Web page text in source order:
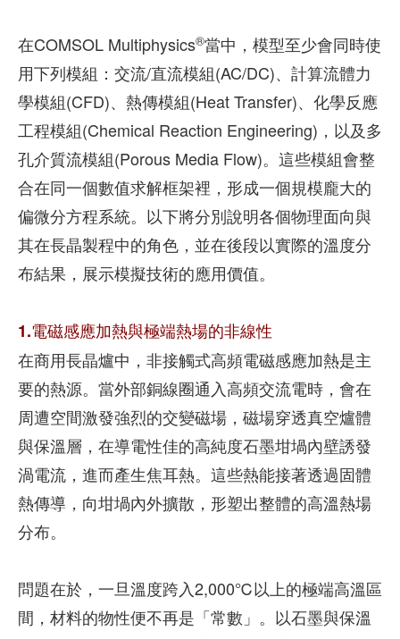
在COMSOL Multiphysics®當中，模型至少會同時使
用下列模組：交流/直流模組(AC/DC)、計算流體力
學模組(CFD)、熱傳模組(Heat Transfer)、化學反應
工程模組(Chemical Reaction Engineering)，以及多
孔介質流模組(Porous Media Flow)。這些模組會整
合在同一個數值求解框架裡，形成一個規模龐大的
偏微分方程系統。以下將分別說明各個物理面向與
其在長晶製程中的角色，並在後段以實際的溫度分
布結果，展示模擬技術的應用價值。
1.電磁感應加熱與極端熱場的非線性
在商用長晶爐中，非接觸式高頻電磁感應加熱是主
要的熱源。當外部銅線圈通入高頻交流電時，會在
周遭空間激發強烈的交變磁場，磁場穿透真空爐體
與保溫層，在導電性佳的高純度石墨坩堝內壁誘發
渦電流，進而產生焦耳熱。這些熱能接著透過固體
熱傳導，向坩堝內外擴散，形塑出整體的高溫熱場
分布。
問題在於，一旦溫度跨入2,000℃以上的極端高溫區
間，材料的物性便不再是「常數」。以石墨與保溫